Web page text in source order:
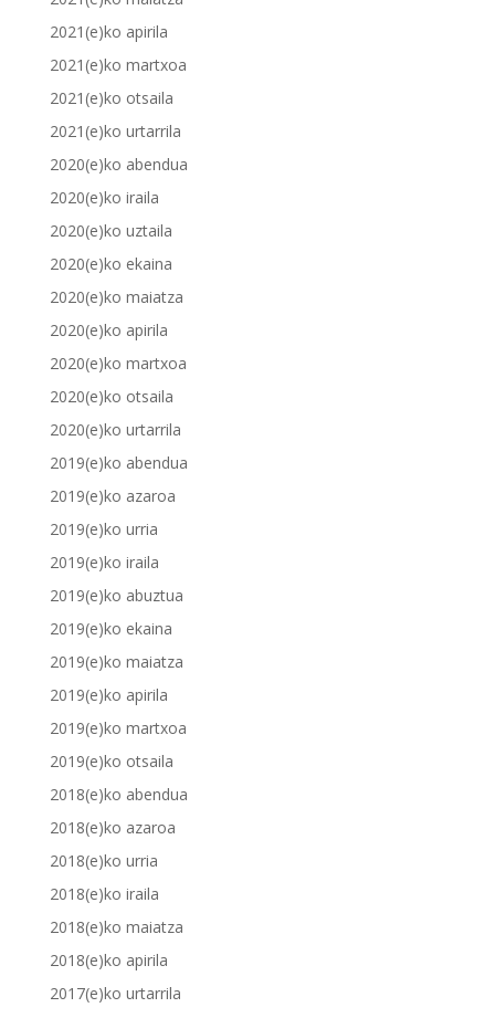
2021(e)ko apirila
2021(e)ko martxoa
2021(e)ko otsaila
2021(e)ko urtarrila
2020(e)ko abendua
2020(e)ko iraila
2020(e)ko uztaila
2020(e)ko ekaina
2020(e)ko maiatza
2020(e)ko apirila
2020(e)ko martxoa
2020(e)ko otsaila
2020(e)ko urtarrila
2019(e)ko abendua
2019(e)ko azaroa
2019(e)ko urria
2019(e)ko iraila
2019(e)ko abuztua
2019(e)ko ekaina
2019(e)ko maiatza
2019(e)ko apirila
2019(e)ko martxoa
2019(e)ko otsaila
2018(e)ko abendua
2018(e)ko azaroa
2018(e)ko urria
2018(e)ko iraila
2018(e)ko maiatza
2018(e)ko apirila
2017(e)ko urtarrila